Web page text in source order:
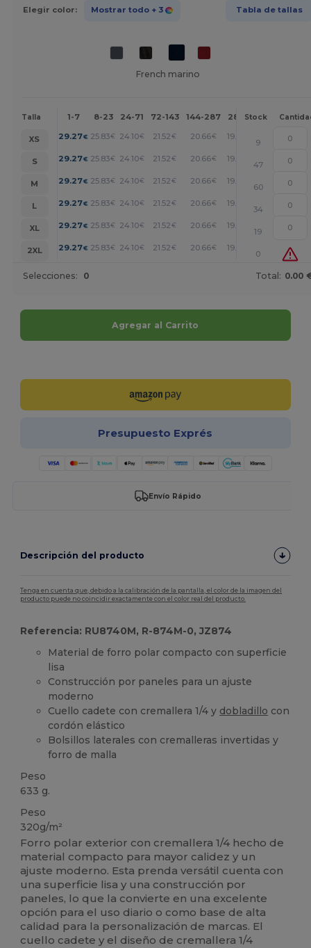
Elegir color: Mostrar todo + 3 Tabla de tallas
French marino
Talla 1-7 8-23 24-71 72-143 144-287 288 + Más
Stock
XS 29.27€ 25.83€ 24.10€ 21.52 € 20.66€ 19.80
9
S
29.27€ 25.83€ 24.10€ 21.52 € 20.66€ 19.80 +
47
M
29.27€ 25.83€ 24.10€ 21.52 € 20.66€ 19.80 +
60
L
29.27€ 25.83€ 24.10€ 21.52 € 20.66€ 19.80
34
XL
29.27€ 25.83€ 24.10€ 21.52 € 20.66€ 19.80
19
2XL
29.27€ 25.83€ 24.10€ 21.52 € 20.66€ 19.80
0
Selecciones: 0 Total: 0.00
Agregar al Carrito
Presupuesto Exprés
Envío Rápido
Descripción del producto
Tenga en cuenta que, debido a la calibración de la pantalla, el color de la imagen del
producto puede no coincidir exactamente con el color real del producto.
Referencia: RU8740M, R-874M-0, JZ874
Material de forro polar compacto con superficie
lisa
Construcción por paneles para un ajuste
moderno
Cuello cadete con cremallera 1/4 y dobladillo con
cordón elástico
Bolsillos laterales con cremalleras invertidas y
forro de malla
Peso
633 g.
Peso
320g/m²
Forro polar exterior con cremallera 1/4 hecho de
material compacto para mayor calidez y un
ajuste moderno. Esta prenda versátil cuenta con
una superficie lisa y una construcción por
paneles, lo que la convierte en una excelente
opción para el uso diario o como base de alta
calidad para la personalización de marcas. El
cuello cadete y el diseño de cremallera 1/4